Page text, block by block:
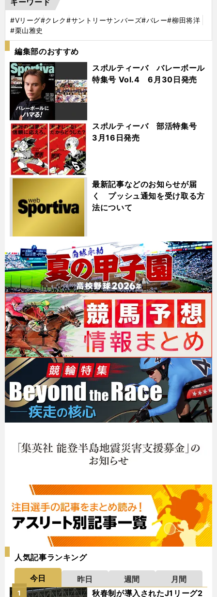
#Vリーグ#クレク#サントリーサンバーズ#バレー#柳田将洋
#栗山雅史
編集部のおすすめ
スポルティーバ バレーボール
特集号 Vol.4 6月30日発売
スポルティーバ 部活特集号
3月16日発売
最新記事などのお知らせが届
く プッシュ通知を受け取る方
法について
人気記事ランキング
今日 昨日 週間
月間
秋春制が導入されたJ1リーグ2
1